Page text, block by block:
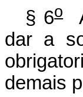
§ 6oA
dar a
demais